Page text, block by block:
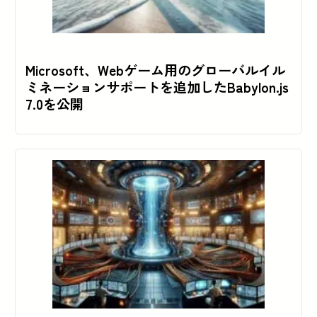
Microsoft、Webゲーム用のグローバルイル
ミネーションサポートを追加したBabylon.js
7.0を公開